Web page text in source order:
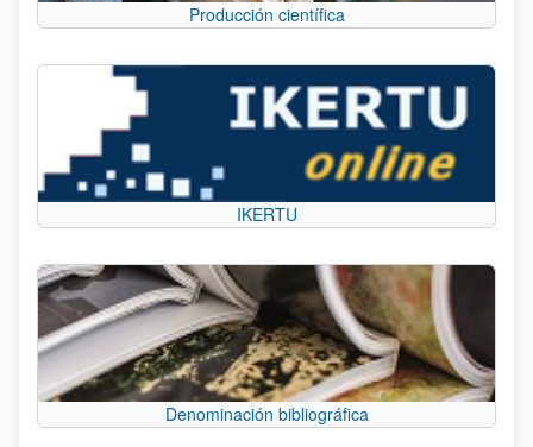
Producción científica
IKERTU
Denominación bibliográfica